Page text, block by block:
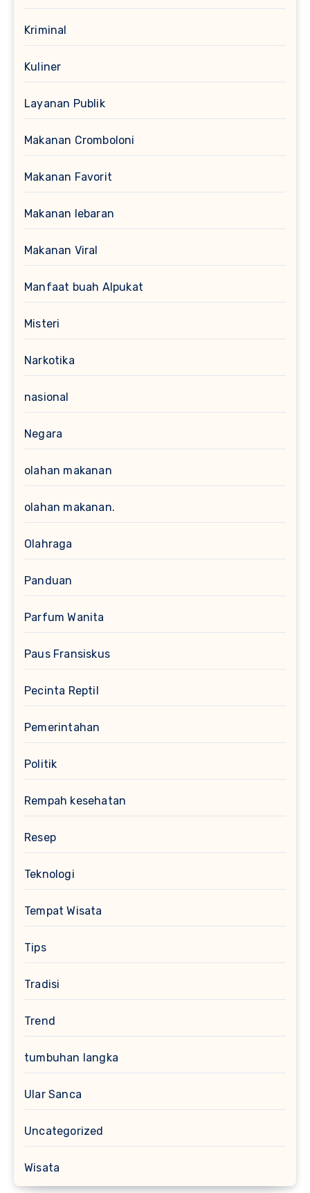
Kriminal
Kuliner
Layanan Publik
Makanan Cromboloni
Makanan Favorit
Makanan lebaran
Makanan Viral
Manfaat buah Alpukat
Misteri
Narkotika
nasional
Negara
olahan makanan
olahan makanan.
Olahraga
Panduan
Parfum Wanita
Paus Fransiskus
Pecinta Reptil
Pemerintahan
Politik
Rempah kesehatan
Resep
Teknologi
Tempat Wisata
Tips
Tradisi
Trend
tumbuhan langka
Ular Sanca
Uncategorized
Wisata